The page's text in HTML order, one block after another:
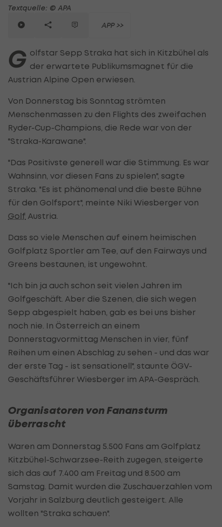
Textquelle: © APA
APP >>
G olfstar Sepp Straka hat sich in Kitzbühel als
der erwartete Publikumsmagnet für die
Austrian Alpine Open erwiesen.
Von Donnerstag bis Sonntag strömten
Menschenmassen zu den Flights des zweifachen
Ryder-Cup-Champions, die Rede war von der
"Straka-Karawane".
"Das Positivste generell war die Stimmung. Es war
Wahnsinn, vor diesen Fans zu spielen", sagte
Straka. "Es ist phänomenal und die beste Bühne
für den Golfsport", meinte Niki Wiesberger von
Golf Austria.
Dass so viele Menschen auf einem heimischen
Golfplatz Sportler am Tee, auf den Fairways und
Greens bestaunen, ist ungewohnt.
"Ich bin ja auch schon seit vielen Jahren im
Golfgeschäft. Aber die Szenen, die sich wegen
Sepp abgespielt haben, gab es bei uns bisher
noch nie. In Österreich an einem
Donnerstagvormittag Menschen in vier, fünf
Reihen um einen Abschlag zu sehen - und das war
der erste Tag - ist sensationell", staunte ÖGV-
Geschäftsführer Wiesberger im APA-Gespräch.
Organisatoren von Fanansturm
überrascht
Waren am Donnerstag 5.500 Fans am Golfplatz
Kitzbühel-Schwarzsee-Reith zugegen, steigerte
sich das auf 7.400 am Freitag und 8.500 am
Samstag. Damit wurden die Zuschauerzahlen vom
Vorjahr in Salzburg deutlich gesteigert. Alle
wollten "Straka schauen".